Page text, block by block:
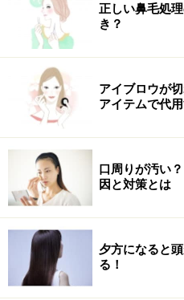
正しい鼻毛処
き？
アイブロウが
アイテムで代
口周りが汚い
因と対策とは
夕方になると
る！